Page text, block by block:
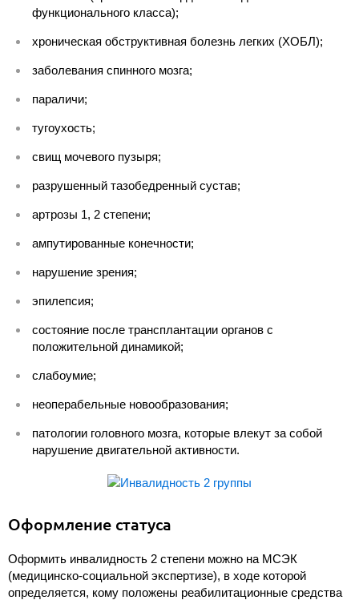
функционального класса);
хроническая обструктивная болезнь легких (ХОБЛ);
заболевания спинного мозга;
параличи;
тугоухость;
свищ мочевого пузыря;
разрушенный тазобедренный сустав;
артрозы 1, 2 степени;
ампутированные конечности;
нарушение зрения;
эпилепсия;
состояние после трансплантации органов с
положительной динамикой;
слабоумие;
неоперабельные новообразования;
патологии головного мозга, которые влекут за собой
нарушение двигательной активности.
Оформление статуса
Оформить инвалидность 2 степени можно на МСЭК
(медицинско-социальной экспертизе), в ходе которой
определяется, кому положены реабилитационные средства